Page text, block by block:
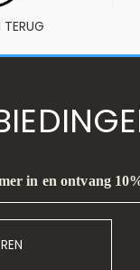
in en ontvang